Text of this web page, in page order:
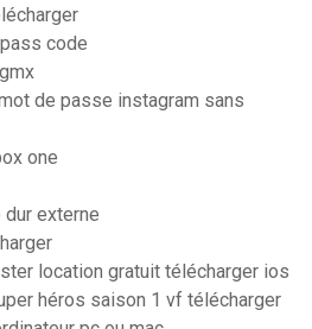
code
de passe instagram sans
one
dur externe
location gratuit télécharger ios
héros saison 1 vf télécharger